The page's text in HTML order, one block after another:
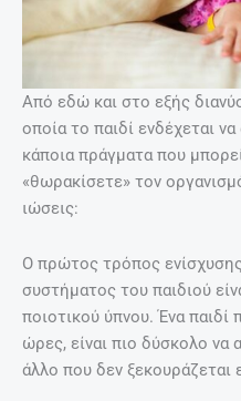
Από εδώ και στο εξής
οποία το παιδί ενδέχεται
κάποια πράγματα που
«θωρακίσετε» τον
ιώσεις:
Ο πρώτος τρόπος
συστήματος του παιδιού
ποιοτικού ύπνου. Ένα παιδί
ώρες, είναι πιο δύσκολο να
άλλο που δεν ξεκουράζεται